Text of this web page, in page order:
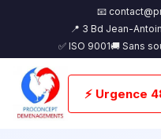
📧
📍 3 Bd Jean-
✅ ISO 9001🚚 Sans
⚡ Urgence